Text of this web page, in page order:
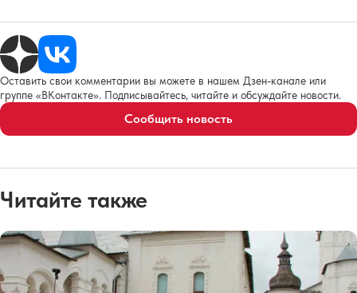
Оставить свои комментарии вы можете в нашем Дзен-канале или
группе «ВКонтакте». Подписывайтесь, читайте и обсуждайте новости.
Сообщить новость
Читайте также